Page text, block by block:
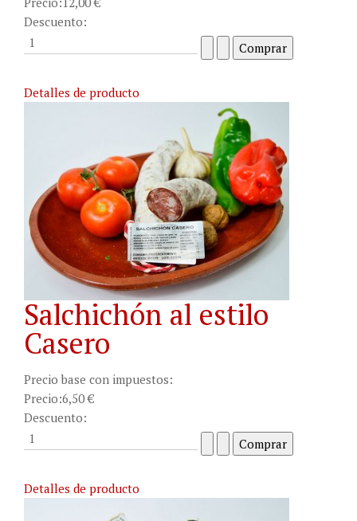
Descuento:
Detalles de producto
Salchichón al estilo
Casero
Precio base con impuestos:
Precio:6,50 €
Descuento:
Detalles de producto